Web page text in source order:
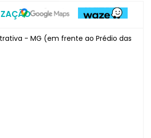
- MG (em frente ao Prédio das